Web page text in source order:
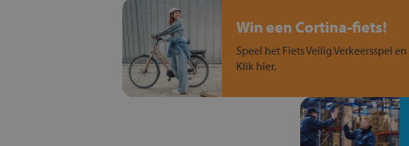
Win een Cortina-fiets!
Speel het Fiets Veilig Verkeersspel
Klik hier.